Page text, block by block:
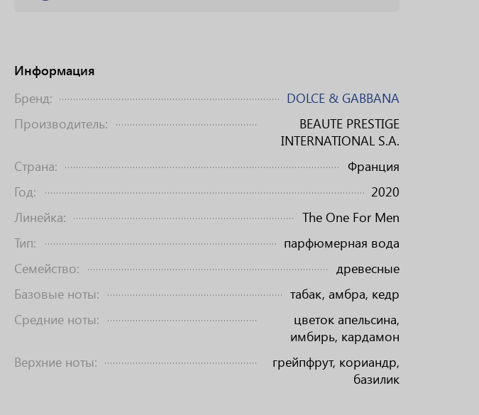
Информация
Бренд:
DOLCE & GABBANA
Производитель:
BEAUTE PRESTIGE
INTERNATIONAL S.A.
Страна:
Франция
Год:
2020
Линейка:
The One For Men
Тип:
парфюмерная вода
Семейство:
древесные
Базовые ноты:
табак, амбра, кедр
Средние ноты:
цветок апельсина,
имбирь, кардамон
Верхние ноты:
грейпфрут, кориандр,
базилик